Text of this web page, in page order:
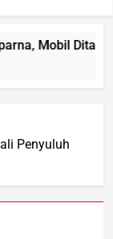
Mobil
Penyuluh